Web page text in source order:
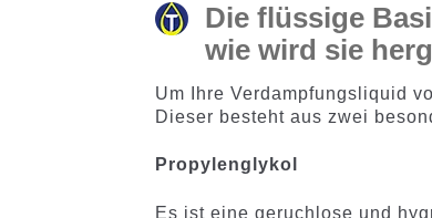
Die flüssige
wie wird sie
Um Ihre Verdampfungsliquid
Dieser besteht aus zwei
Propylenglykol
Es ist eine geruchlose und